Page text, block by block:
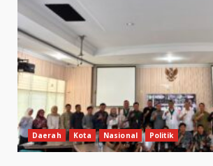
Daerah Kota Nasional Politik